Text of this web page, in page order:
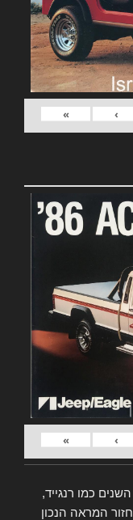
›
»
›
»
כמו רנגייד,
המראה הנכון